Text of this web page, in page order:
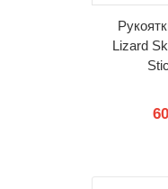
Lizard